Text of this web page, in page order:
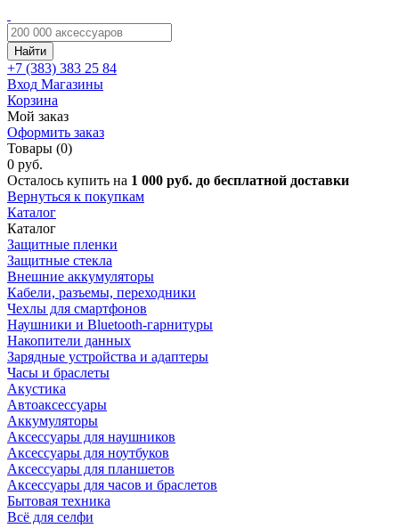
Найти
+7 (383) 383 25 84
Вход Магазины
Корзина
Мой заказ
Оформить заказ
Товары (0)
0 руб.
Осталось купить на 1 000 руб. до бесплатной доставки
Вернуться к покупкам
Каталог
Каталог
Защитные пленки
Защитные стекла
Внешние аккумуляторы
Кабели, разъемы, переходники
Чехлы для смартфонов
Наушники и Bluetooth-гарнитуры
Накопители данных
Зарядные устройства и адаптеры
Часы и браслеты
Акустика
Автоаксессуары
Аккумуляторы
Аксессуары для наушников
Аксессуары для ноутбуков
Аксессуары для планшетов
Аксессуары для часов и браслетов
Бытовая техника
Всё для селфи